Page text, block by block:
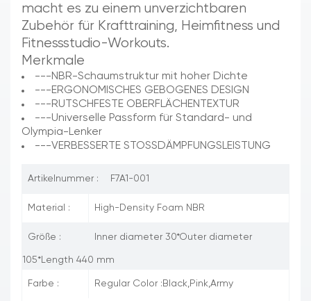
macht es zu einem unverzichtbaren
Zubehör für Krafttraining, Heimfitness und
Fitnessstudio-Workouts.
Merkmale
---NBR-Schaumstruktur mit hoher Dichte
---ERGONOMISCHES GEBOGENES DESIGN
---RUTSCHFESTE OBERFLÄCHENTEXTUR
---Universelle Passform für Standard- und
Olympia-Lenker
---VERBESSERTE STOSSDÄMPFUNGSLEISTUNG
Artikelnummer : F7A1-001
Material : High-Density Foam NBR
Größe : Inner diameter 30*Outer diameter
105*Length 440 mm
Farbe : Regular Color :Black,Pink,Army